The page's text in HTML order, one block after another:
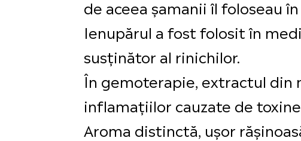
de aceea șamanii îl foloseau
Ienupărul a fost folosit în
susținător al rinichilor.
În gemoterapie, extractul
inflamațiilor cauzate de
Aroma distinctă, ușor